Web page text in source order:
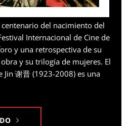
del nacimiento del
Internacional de Cine de
y una retrospectiva de su
y su trilogía de mujeres. El
Jin 谢晋 (1923-2008) es una